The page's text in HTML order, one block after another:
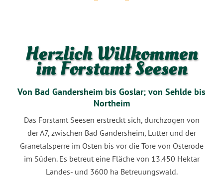
Herzlich Willkommen
im Forstamt Seesen
Von Bad Gandersheim bis Goslar; von Sehlde bis
Northeim
Das Forstamt Seesen erstreckt sich, durchzogen von
der A7, zwischen Bad Gandersheim, Lutter und der
Granetalsperre im Osten bis vor die Tore von Osterode
im Süden. Es betreut eine Fläche von 13.450 Hektar
Landes- und 3600 ha Betreuungswald.